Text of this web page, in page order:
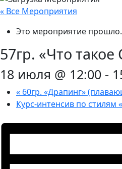
« Все Мероприятия
Это мероприятие прошло.
57гр. «Что такое
18 июля @ 12:00 -
« 60гр. «Драпинг»
Курс-интенсив по